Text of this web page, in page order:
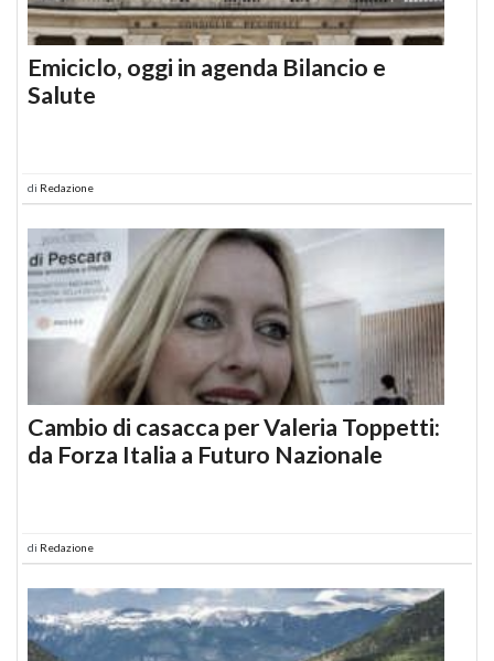
Emiciclo, oggi in agenda Bilancio e
Salute
di Redazione
Cambio di casacca per Valeria Toppetti:
da Forza Italia a Futuro Nazionale
di Redazione